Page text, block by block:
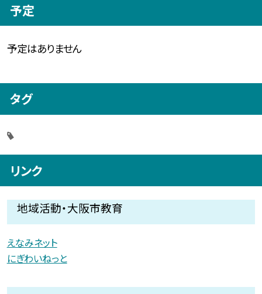
予定
予定はありません
タグ
リンク
地域活動・大阪市教育
えなみネット
にぎわいねっと